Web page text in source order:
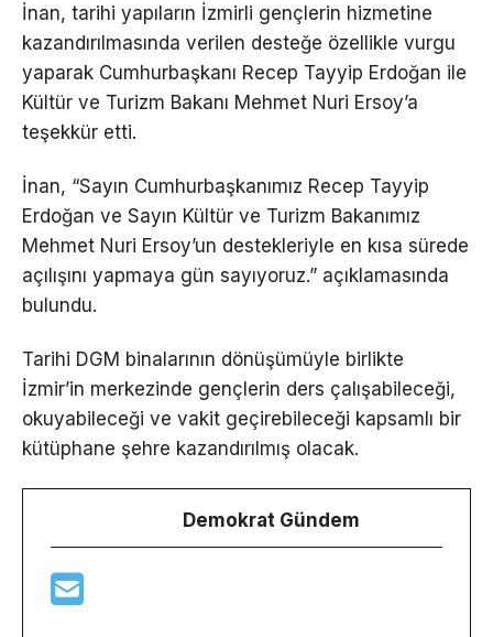
İnan, tarihi yapıların İzmirli gençlerin hizmetine
kazandırılmasında verilen desteğe özellikle vurgu
yaparak Cumhurbaşkanı Recep Tayyip Erdoğan ile
Kültür ve Turizm Bakanı Mehmet Nuri Ersoy’a
teşekkür etti.
İnan, “Sayın Cumhurbaşkanımız Recep Tayyip
Erdoğan ve Sayın Kültür ve Turizm Bakanımız
Mehmet Nuri Ersoy’un destekleriyle en kısa sürede
açılışını yapmaya gün sayıyoruz.” açıklamasında
bulundu.
Tarihi DGM binalarının dönüşümüyle birlikte
İzmir’in merkezinde gençlerin ders çalışabileceği,
okuyabileceği ve vakit geçirebileceği kapsamlı bir
kütüphane şehre kazandırılmış olacak.
Demokrat Gündem